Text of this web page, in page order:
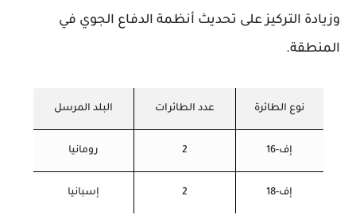
وزيادة التركيز على تحديث أنظمة الدفاع الجوي في
المنطقة.
نوع الطائرة عدد الطائرات البلد المرسل
إف-16 2 رومانيا
إف-18 2 إسبانيا